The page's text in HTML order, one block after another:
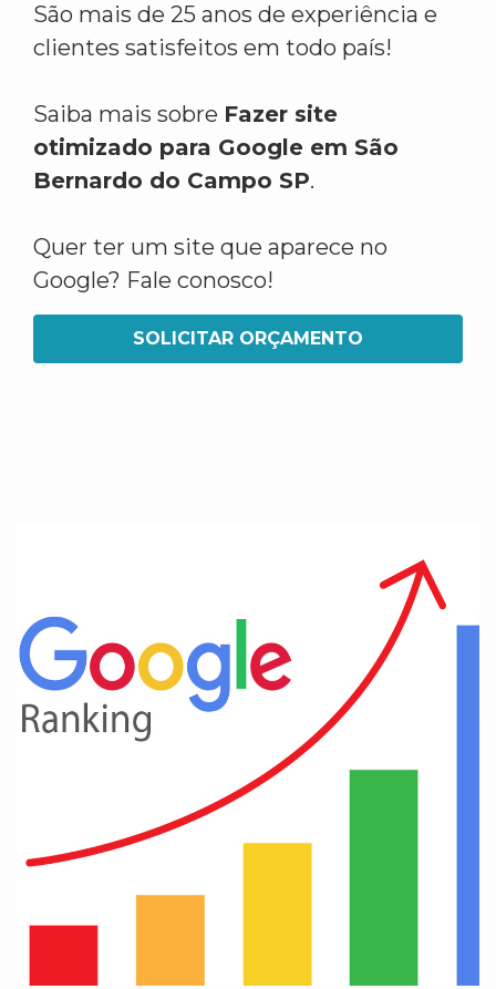
São mais de 25 anos de experiência e
clientes satisfeitos em todo país!
Saiba mais sobre Fazer site
otimizado para Google em São
Bernardo do Campo SP.
Quer ter um site que aparece no
Google? Fale conosco!
SOLICITAR ORÇAMENTO